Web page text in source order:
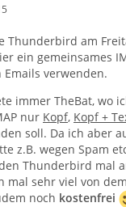
Thunderbird am
ein gemeinsames
verwenden.
immer TheBat, wo
nur Kopf, Kopf +
soll. Da ich aber
z.B. wegen Spam
Thunderbird mal
mal sehr viel von
noch kostenfrei